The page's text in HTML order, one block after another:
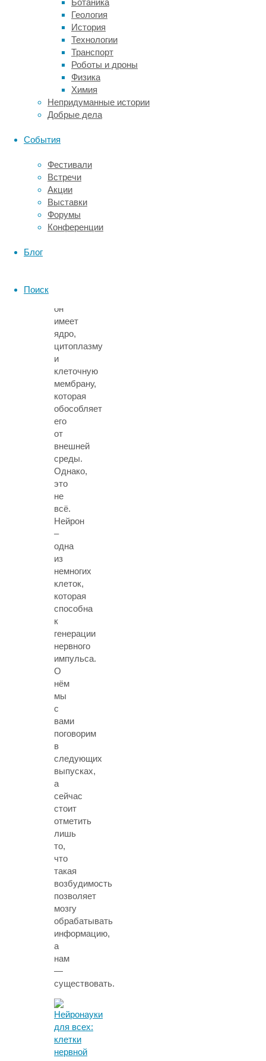
Ботаника
Геология
История
Технологии
Транспорт
Роботы и дроны
Физика
Химия
Непридуманные истории
Добрые дела
События
Фестивали
Встречи
Акции
Выставки
Форумы
Конференции
Блог
Поиск
почему
именно
нервной
системы
получается
делать
нас
с
«внутренностей»
нейрона
он
имеет
ядро,
цитоплазму
и
клеточную
мембрану,
которая
обособляет
его
от
внешней
среды.
Однако,
это
не
всё.
Нейрон
–
одна
из
немногих
клеток,
которая
способна
к
генерации
нервного
импульса.
О
нём
мы
с
вами
поговорим
в
следующих
выпусках,
а
сейчас
стоит
отметить
лишь
то,
что
такая
возбудимость
позволяет
мозгу
обрабатывать
информацию,
а
нам
—
существовать.